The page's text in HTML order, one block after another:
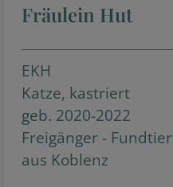
Fräulein Hut
EKH
Katze, kastriert
geb. 2020-2022
Freigänger - Fundtier
aus Koblenz